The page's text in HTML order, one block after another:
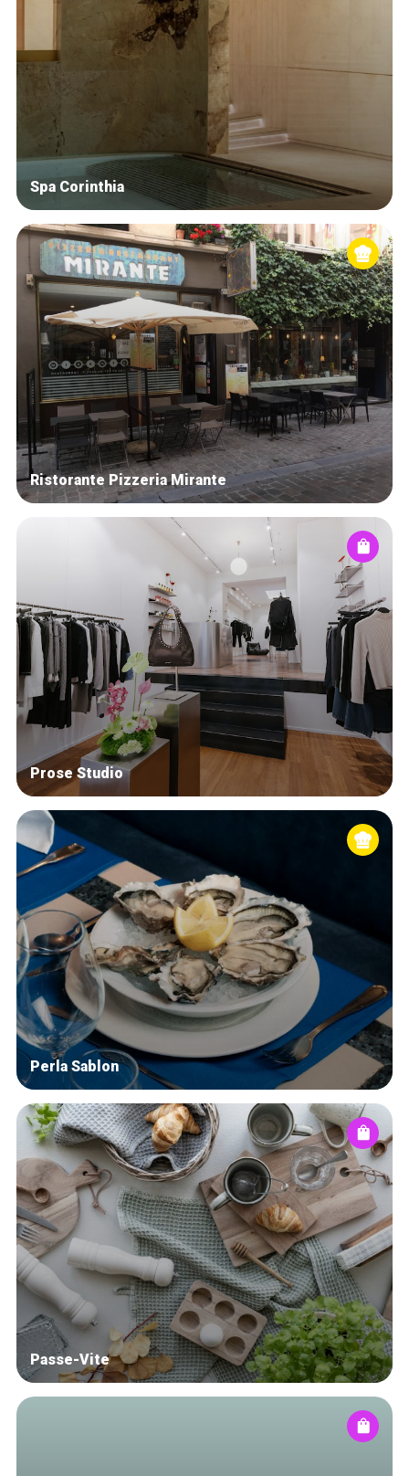
Home
De beste adressen
Blog
Winkelwijken
Tops 10
De ambachtslieden
Over ons
Spa Corinthia
Ristorante Pizzeria Mirante
Prose Studio
Perla Sablon
Passe-Vite